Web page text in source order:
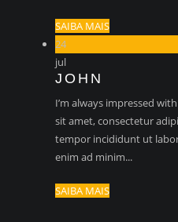
SAIBA MAIS
24
jul
JOHN
I’m always impressed
sit amet, consectetur
tempor incididunt ut
enim ad minim...
SAIBA MAIS